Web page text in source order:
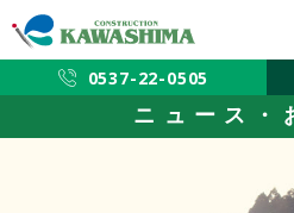
0537-22-0505
ニュース・